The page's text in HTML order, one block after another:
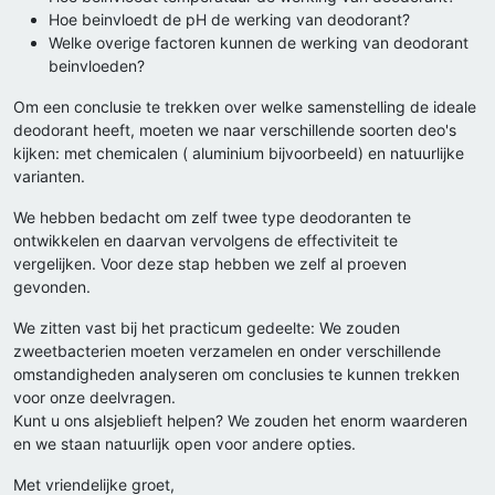
Hoe beinvloedt de pH de werking van deodorant?
Welke overige factoren kunnen de werking van deodorant
beinvloeden?
Om een conclusie te trekken over welke samenstelling de ideale
deodorant heeft, moeten we naar verschillende soorten deo's
kijken: met chemicalen ( aluminium bijvoorbeeld) en natuurlijke
varianten.
We hebben bedacht om zelf twee type deodoranten te
ontwikkelen en daarvan vervolgens de effectiviteit te
vergelijken. Voor deze stap hebben we zelf al proeven
gevonden.
We zitten vast bij het practicum gedeelte: We zouden
zweetbacterien moeten verzamelen en onder verschillende
omstandigheden analyseren om conclusies te kunnen trekken
voor onze deelvragen.
Kunt u ons alsjeblieft helpen? We zouden het enorm waarderen
en we staan natuurlijk open voor andere opties.
Met vriendelijke groet,